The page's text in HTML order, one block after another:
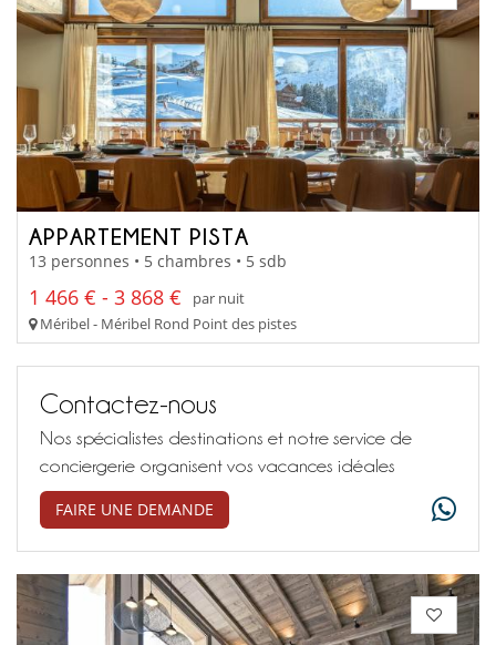
APPARTEMENT PISTA
13 personnes • 5 chambres • 5 sdb
1 466 € - 3 868 €
par nuit
Méribel - Méribel Rond Point des pistes
Contactez-nous
Nos spécialistes destinations et notre service de
conciergerie organisent vos vacances idéales
FAIRE UNE DEMANDE